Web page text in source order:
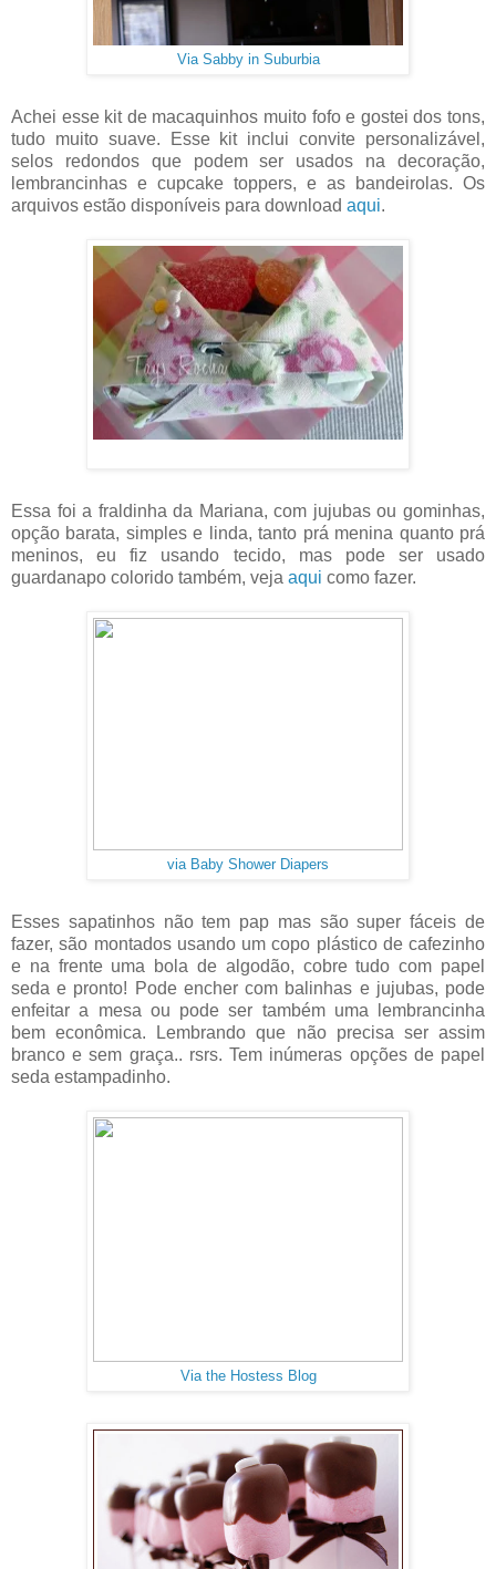
Via Sabby in Suburbia
Achei esse kit de macaquinhos muito fofo e gostei dos tons,
tudo muito suave. Esse kit inclui convite personalizável,
selos redondos que podem ser usados na decoração,
lembrancinhas e cupcake toppers, e as bandeirolas. Os
arquivos estão disponíveis para download aqui.
Essa foi a fraldinha da Mariana, com jujubas ou gominhas,
opção barata, simples e linda, tanto prá menina quanto prá
meninos, eu fiz usando tecido, mas pode ser usado
guardanapo colorido também, veja aqui como fazer.
via Baby Shower Diapers
Esses sapatinhos não tem pap mas são super fáceis de
fazer, são montados usando um copo plástico de cafezinho
e na frente uma bola de algodão, cobre tudo com papel
seda e pronto! Pode encher com balinhas e jujubas, pode
enfeitar a mesa ou pode ser também uma lembrancinha
bem econômica. Lembrando que não precisa ser assim
branco e sem graça.. rsrs. Tem inúmeras opções de papel
seda estampadinho.
Via the Hostess Blog